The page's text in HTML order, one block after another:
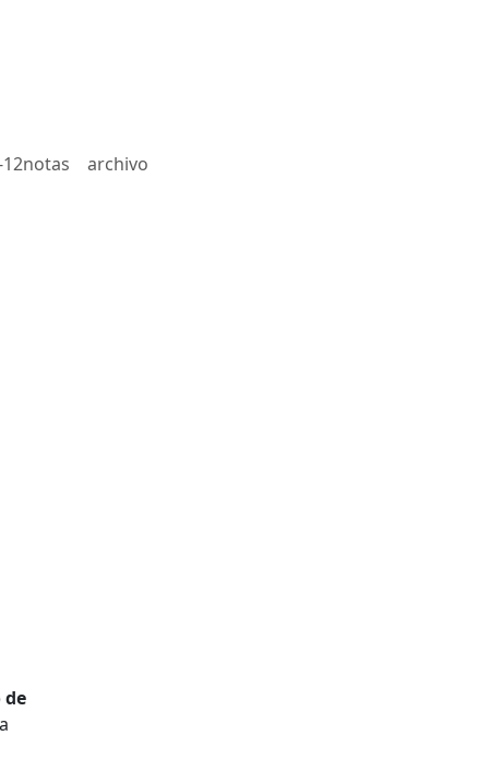
12notas archivo
de